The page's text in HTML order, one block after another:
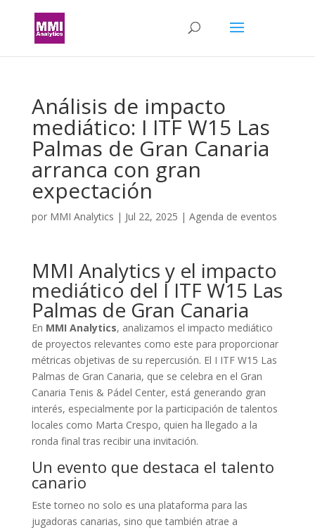
Análisis de impacto
mediático: I ITF W15 Las
Palmas de Gran Canaria
arranca con gran
expectación
por MMI Analytics | Jul 22, 2025 | Agenda de eventos
MMI Analytics y el impacto
mediático del I ITF W15 Las
Palmas de Gran Canaria
En MMI Analytics, analizamos el impacto mediático
de proyectos relevantes como este para proporcionar
métricas objetivas de su repercusión. El I ITF W15 Las
Palmas de Gran Canaria, que se celebra en el Gran
Canaria Tenis & Pádel Center, está generando gran
interés, especialmente por la participación de talentos
locales como Marta Crespo, quien ha llegado a la
ronda final tras recibir una invitación.
Un evento que destaca el talento
canario
Este torneo no solo es una plataforma para las
jugadoras canarias, sino que también atrae a